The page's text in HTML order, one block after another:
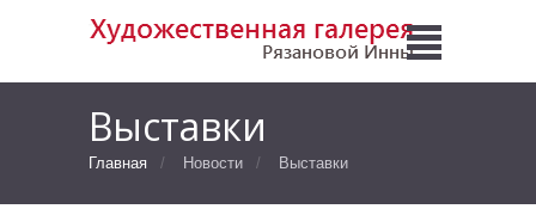
Выставки
Главная Новости Выставки